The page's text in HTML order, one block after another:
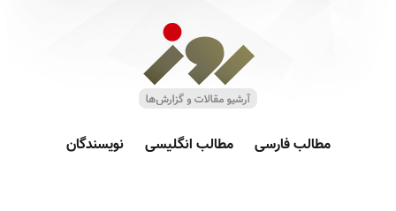
مطالب فارسی مطالب انگلیسی نویسندگان